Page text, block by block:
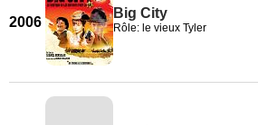
2006
Big City
Rôle: le vieux Tyler